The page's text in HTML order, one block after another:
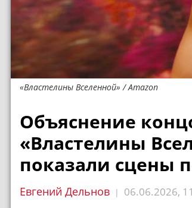
«Властелины Вселенной» / Amazon
Объяснение
«Властелины
показали сцены
Евгений Дельнов | 06.06.2026,